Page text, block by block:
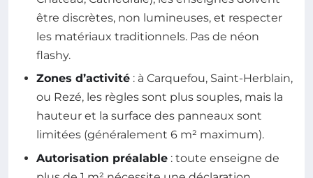
être discrètes, non lumineuses, et respecter
les matériaux traditionnels. Pas de néon
flashy.
Zones d’activité : à Carquefou, Saint-Herblain,
ou Rezé, les règles sont plus souples, mais la
hauteur et la surface des panneaux sont
limitées (généralement 6 m² maximum).
Autorisation préalable : toute enseigne de